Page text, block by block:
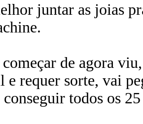
juntar as joias
de agora
e requer sorte, vai
todos os